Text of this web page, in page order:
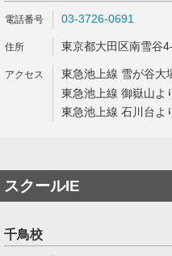
03-3726-0691
東京都大田区南雪谷
東急池上線 雪が谷大
東急池上線 御嶽山よ
東急池上線 石川台よ
スクールIE
千鳥校